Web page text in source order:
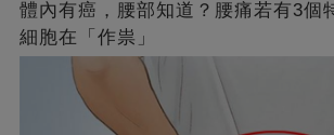
體內有癌，腰部知道？腰痛若有3個
細胞在「作祟」